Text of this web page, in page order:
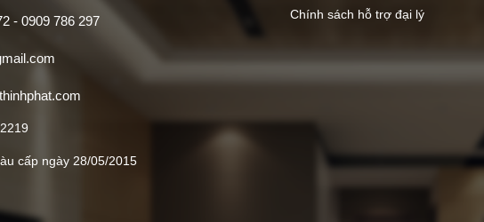
showroom, quán cà phê hay nhà
- 0909 786 297
cấp ngày 28/05/2015
Chính sách hỗ trợ đại lý